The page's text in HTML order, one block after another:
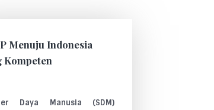
Menuju Indonesia
Kompeten
Daya Manusia (SDM)